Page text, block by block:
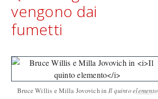
vengono dai
fumetti
Bruce Willis e Milla Jovovich in Il quinto elemento